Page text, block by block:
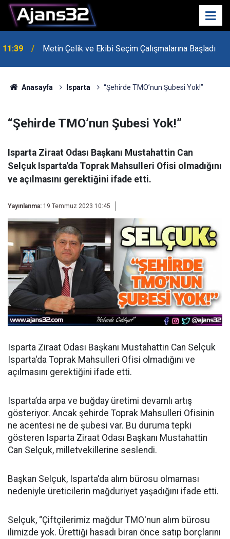
10:15 Hafta Sonu Havalar Nasıl Olacak?
Anasayfa Isparta “Şehirde TMO’nun Şubesi Yok!”
“Şehirde TMO’nun Şubesi Yok!”
Isparta Ziraat Odası Başkanı Mustahattin Can
Selçuk Isparta'da Toprak Mahsulleri Ofisi olmadığını
ve açılmasını gerektiğini ifade etti.
Yayınlanma: 19 Temmuz 2023 10:45
Isparta Ziraat Odası Başkanı Mustahattin Can Selçuk
Isparta'da Toprak Mahsulleri Ofisi olmadığını ve
açılmasını gerektiğini ifade etti.
Isparta’da arpa ve buğday üretimi devamlı artış
gösteriyor. Ancak şehirde Toprak Mahsulleri Ofisinin
ne acentesi ne de şubesi var. Bu duruma tepki
gösteren Isparta Ziraat Odası Başkanı Mustahattin
Can Selçuk, milletvekillerine seslendi.
Başkan Selçuk, Isparta'da alım bürosu olmaması
nedeniyle üreticilerin mağduriyet yaşadığını ifade etti.
Selçuk, “Çiftçilerimiz mağdur TMO'nun alım bürosu
ilimizde yok. Ürettiği hasadı biran önce satıp borçlarını